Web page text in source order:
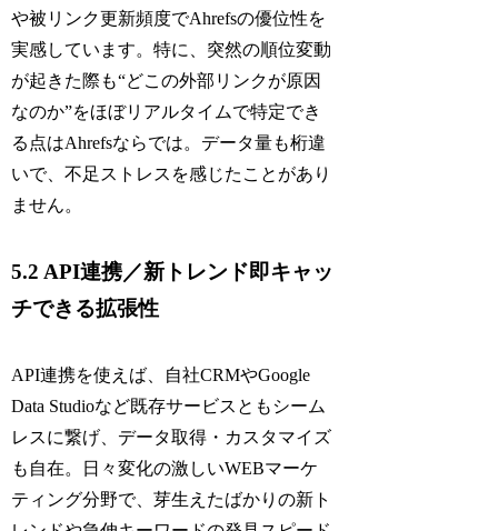
や被リンク更新頻度でAhrefsの優位性を
実感しています。特に、突然の順位変動
が起きた際も“どこの外部リンクが原因
なのか”をほぼリアルタイムで特定でき
る点はAhrefsならでは。データ量も桁違
いで、不足ストレスを感じたことがあり
ません。
5.2 API連携／新トレンド即キャッ
チできる拡張性
API連携を使えば、自社CRMやGoogle
Data Studioなど既存サービスともシーム
レスに繋げ、データ取得・カスタマイズ
も自在。日々変化の激しいWEBマーケ
ティング分野で、芽生えたばかりの新ト